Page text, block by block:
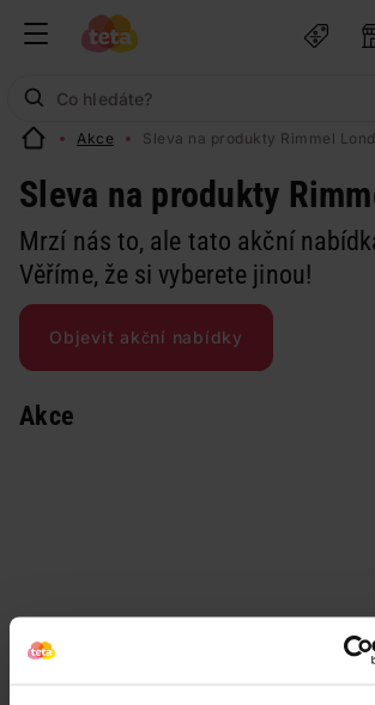
Akce Sleva na produkty Rimmel
Sleva na produkty
Mrzí nás to, ale tato akční
Věříme, že si vyberete jinou!
Objevit akční nabídky
Akce